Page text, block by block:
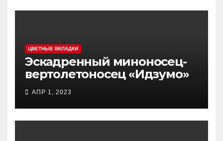
ЦВЕТНЫЕ ВКЛАДКИ
Эскадренный миноносец-
вертолетоносец «Идзумо»
АПР 1, 2023